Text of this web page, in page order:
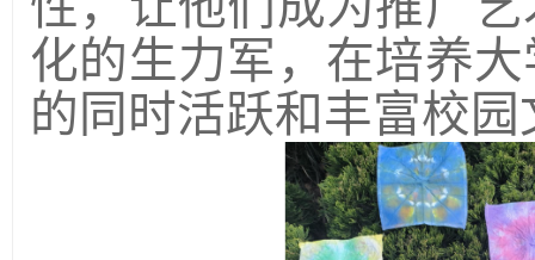
化的生力军，在培养
的同时活跃和丰富校